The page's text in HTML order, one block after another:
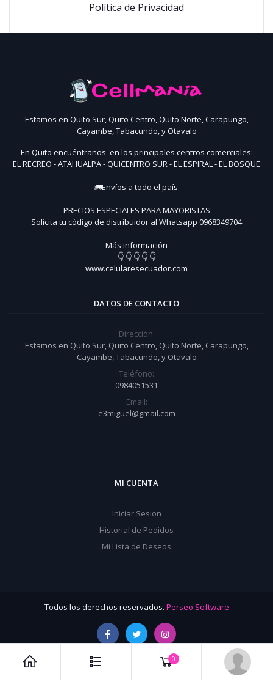
Política de Privacidad
Estamos en Quito Sur, Quito Centro, Quito Norte, Carapungo,
Cayambe, Tabacundo, y Otavalo
En Quito encuéntranos en los principales centros comerciales:
EL RECREO - ATAHUALPA - QUICENTRO SUR - EL ESPIRAL - EL BOSQUE
🚛Envíos a todo el país.
PRECIOS ESPECIALES PARA MAYORISTAS
Solicita tu código de distribuidor al Whatsapp 0968349704
Más información
👇 👇 👇 👇 👇
www.celularesecuador.com
DATOS DE CONTACTO
Dirección:
Estamos en Quito Sur, Quito Centro, Quito Norte, Carapungo,
Cayambe, Tabacundo, y Otavalo
Teléfono:
0984051531
Email:
e3miguel@gmail.com
MI CUENTA
Iniciar Sesion
Historial de Pedidos
Mi Lista de Deseos
Todos los derechos reservados. Perseo Software
0